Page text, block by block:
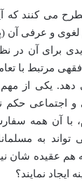
می کنند
و عرفی آن
برای آن در
فقهی مرتبط با
یکی از مهم
و اجتماعی
با آن همه
تواند به
عقیده شان
ایجاد نمایند؟